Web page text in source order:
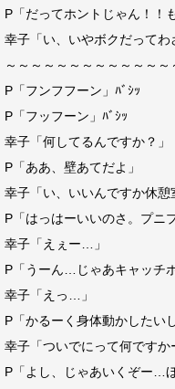
P「だってホントじゃん！！
幸子「い、いやボクだってわ
～～～～～～～～～～～～～
P「フンフフーン」ﾊﾞｼｯ
P「フッフーン」ﾊﾞｼｯ
幸子「何してるんですか？」
P「ああ、壁あてだよ」
幸子「い、いいんですか休
P「はっはーいいのさ。プニ
幸子「えぇー…」
P「うーん…じゃあキャッチ
幸子「えっ…」
P「かるーく身体動かしたい
幸子「ついでにって何ですか
P「よし、じゃあいくぞー…